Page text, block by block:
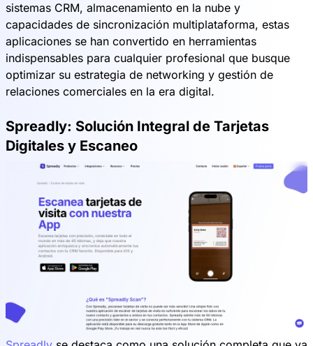
sistemas CRM, almacenamiento en la nube y
capacidades de sincronización multiplataforma, estas
aplicaciones se han convertido en herramientas
indispensables para cualquier profesional que busque
optimizar su estrategia de networking y gestión de
relaciones comerciales en la era digital.
Spreadly: Solución Integral de Tarjetas
Digitales y Escaneo